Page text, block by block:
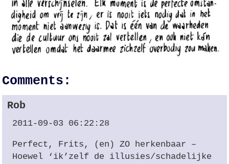
Comments:
Rob
2011-09-03 06:22:28
Perfect, Frits, (en) ZO herkenbaar –
Hoewel ‘ik’zelf de illusies/schadelijke